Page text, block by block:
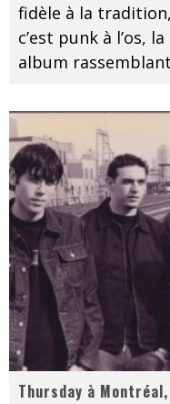
fidèle à la
c’est punk à l’os,
album
Thursday à